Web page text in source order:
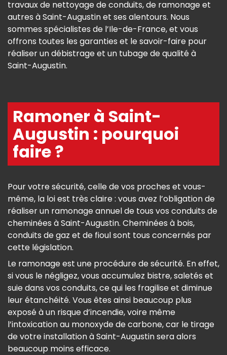
travaux de nettoyage de conduits, de ramonage et
autres à Saint-Augustin et ses alentours. Nous
sommes spécialistes de l’Ile-de-France, et vous
offrons toutes les garanties et le savoir-faire pour
réaliser un débistrage et un tubage de qualité à
Saint-Augustin.
Ramoner à Saint-
Augustin : pourquoi
faire ?
Pour votre sécurité, celle de vos proches et vous-
même, la loi est très claire : vous avez l’obligation de
réaliser un ramonage annuel de tous vos conduits de
cheminées à Saint-Augustin. Cheminées à bois,
conduits de gaz et de fioul sont tous concernés par
cette législation.
Le ramonage est une procédure de sécurité. En effet,
si vous le négligez, vous accumulez bistre, saletés et
suie dans vos conduits, ce qui les fragilise et diminue
leur étanchéité. Vous êtes ainsi beaucoup plus
exposé à un risque d’incendie, voire même
l’intoxication au monoxyde de carbone, car le tirage
de votre installation à Saint-Augustin sera alors
beaucoup moins efficace.